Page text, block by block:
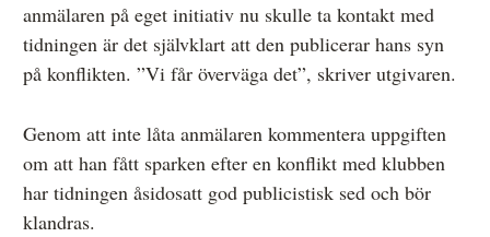
anmälaren på eget initiativ nu skulle ta kontakt med
tidningen är det självklart att den publicerar hans syn
på konflikten. ”Vi får överväga det”, skriver utgivaren.
Genom att inte låta anmälaren kommentera uppgiften
om att han fått sparken efter en konflikt med klubben
har tidningen åsidosatt god publicistisk sed och bör
klandras.